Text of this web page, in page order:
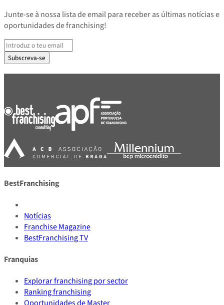
Junte-se à nossa lista de email para receber as últimas notícias e
oportunidades de franchising!
Subscreva-se
BestFranchising
Notícias
Franchise Magazine
BestFranchising TV
Franquias
Explorar franchising por sector
Ranking franchising